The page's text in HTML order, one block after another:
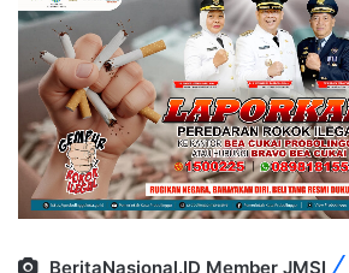
BeritaNasional.ID Member JMSI